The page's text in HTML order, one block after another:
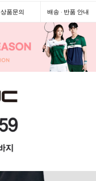
상품문의 배송 · 반품 안내